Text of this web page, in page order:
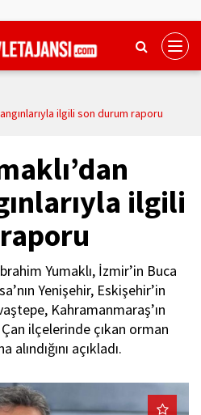
ilgili son durum raporu
ilgili
Yumaklı, İzmir’in Buca
Yenişehir, Eskişehir’in
Kahramanmaraş’ın
Çan ilçelerinde çıkan orman
alındığını açıkladı.